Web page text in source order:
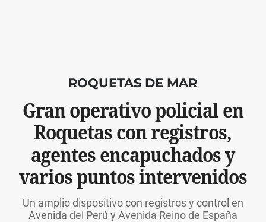
ROQUETAS DE MAR
Gran operativo policial en
Roquetas con registros,
agentes encapuchados y
varios puntos intervenidos
Un amplio dispositivo con registros y control en
Avenida del Perú y Avenida Reino de España